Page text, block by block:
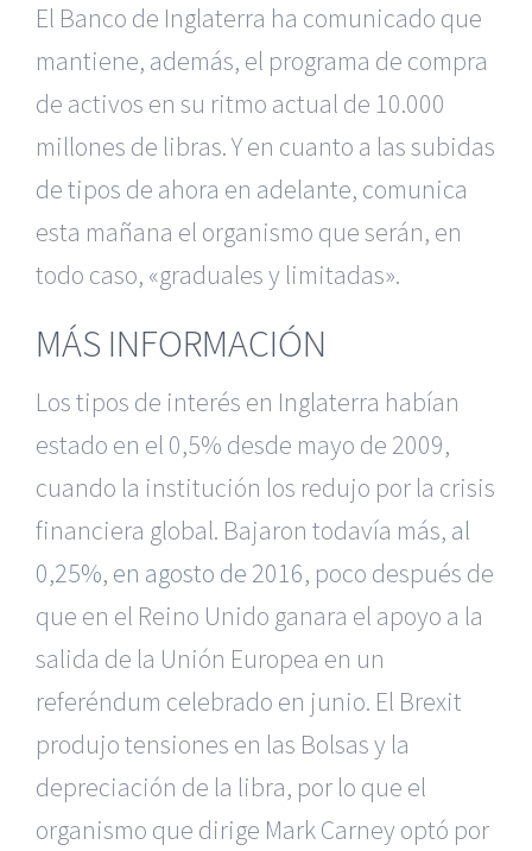
El Banco de Inglaterra ha comunicado que
mantiene, además, el programa de compra
de activos en su ritmo actual de 10.000
millones de libras. Y en cuanto a las subidas
de tipos de ahora en adelante, comunica
esta mañana el organismo que serán, en
todo caso, «graduales y limitadas».
MÁS INFORMACIÓN
Los tipos de interés en Inglaterra habían
estado en el 0,5% desde mayo de 2009,
cuando la institución los redujo por la crisis
financiera global. Bajaron todavía más, al
0,25%, en agosto de 2016, poco después de
que en el Reino Unido ganara el apoyo a la
salida de la Unión Europea en un
referéndum celebrado en junio. El Brexit
produjo tensiones en las Bolsas y la
depreciación de la libra, por lo que el
organismo que dirige Mark Carney optó por